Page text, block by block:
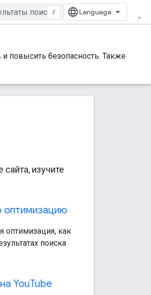
/
повысить безопасность. Также
изучите
оптимизацию
оптимизация, как
поиска
YouTube